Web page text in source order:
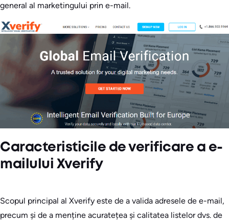
general al marketingului prin e-mail.
Caracteristicile de verificare a e-
mailului Xverify
Scopul principal al Xverify este de a valida adresele de e-mail,
precum și de a menține acuratețea și calitatea listelor dvs. de